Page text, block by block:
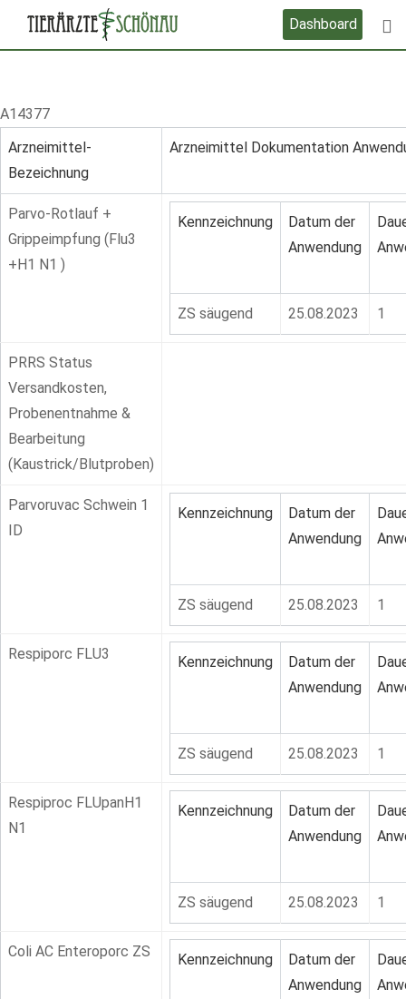
Dashboard
A14377
Arzneimittel-
Bezeichnung
Arzneimittel Dokumentation
Parvo-Rotlauf +
Grippeimpfung (Flu3
+H1 N1 )
Kennzeichnung
Datum der
Anwendung
ZS säugend 25.08.2023 1
PRRS Status
Versandkosten,
Probenentnahme &
Bearbeitung
(Kaustrick/Blutproben)
Parvoruvac Schwein 1
ID
Kennzeichnung
Datum der
Anwendung
ZS säugend 25.08.2023 1
Respiporc FLU3 Kennzeichnung
Datum der
Anwendung
ZS säugend 25.08.2023 1
Respiproc FLUpanH1
N1
Kennzeichnung
Datum der
Anwendung
ZS säugend 25.08.2023 1
Coli AC Enteroporc ZS Kennzeichnung
Datum der
Anwendung